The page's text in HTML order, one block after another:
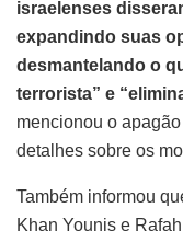
israelenses
expandindo suas
desmantelando o
terrorista” e
mencionou o
detalhes sobre os
Também informou
Khan Younis e